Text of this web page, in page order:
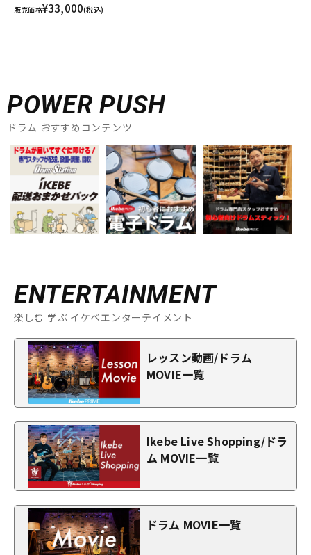
販売価格¥33,000(税込)
POWER PUSH
ドラム おすすめコンテンツ
ENTERTAINMENT
楽しむ 学ぶ イケベエンターテイメント
レッスン動画/ドラム
MOVIE一覧
Ikebe Live Shopping/ドラ
ム MOVIE一覧
ドラム MOVIE一覧